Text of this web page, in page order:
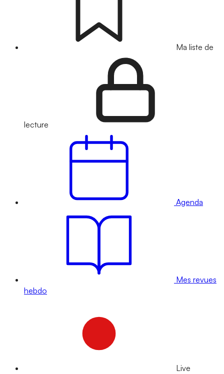
Ma liste de
lecture
Agenda
Mes revues
hebdo
Live